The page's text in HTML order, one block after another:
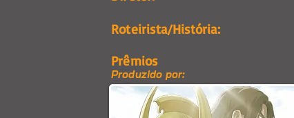
Roteirista/História:
Prêmios
Produzido por: